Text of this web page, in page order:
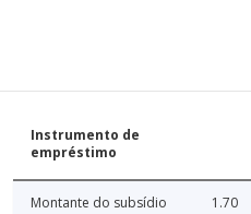
Instrumento de
empréstimo
Montante do subsídio 1.70